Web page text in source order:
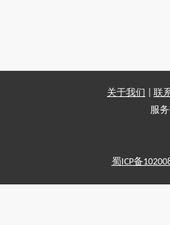
关于我们 联
服务
蜀ICP备